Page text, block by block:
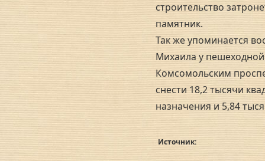
строительство
памятник.
Так же упоминается
Михаила у
Комсомольским
снести 18,2 тысячи
назначения и 5,84
Источник: